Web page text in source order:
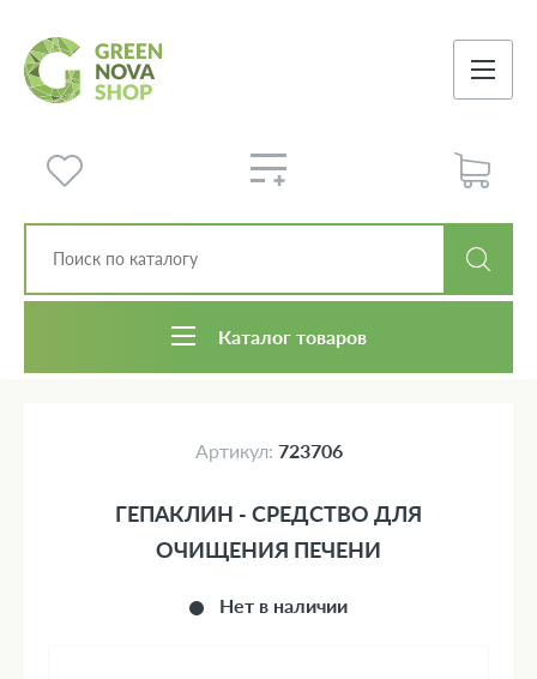
Каталог товаров
Артикул: 723706
Нет в наличии
ГЕПАКЛИН - СРЕДСТВО ДЛЯ
ОЧИЩЕНИЯ ПЕЧЕНИ